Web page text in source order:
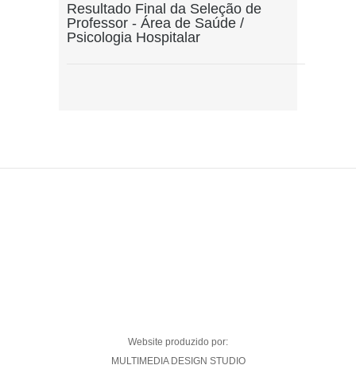
Resultado Final da Seleção de
Professor - Área de Saúde /
Psicologia Hospitalar
Website produzido por:
MULTIMEDIA DESIGN STUDIO